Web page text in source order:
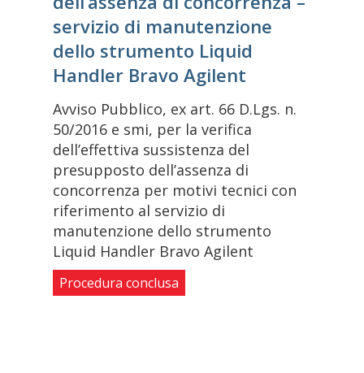
servizio di manutenzione
dello strumento Liquid
Handler Bravo Agilent
Avviso Pubblico, ex art. 66 D.Lgs. n.
50/2016 e smi, per la verifica
dell’effettiva sussistenza del
presupposto dell’assenza di
concorrenza per motivi tecnici con
riferimento al servizio di
manutenzione dello strumento
Liquid Handler Bravo Agilent
Procedura conclusa